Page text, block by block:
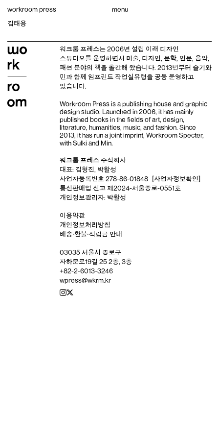
content
workroom press menu
김태용
워크룸 프레스는 2006년 설립 이래 디자인
스튜디오를 운영하면서 미술, 디자인, 문학, 인문, 음악,
패션 분야의 책을 출간해 왔습니다. 2013년부터 슬기와
민과 함께 임프린트 작업실유령을 공동 운영하고
있습니다.
Workroom Press is a publishing house and graphic
design studio. Launched in 2006, it has mainly
published books in the fields of art, design,
literature, humanities, music, and fashion. Since
2013, it has run a joint imprint, Workroom Specter,
with Sulki and Min.
워크룸 프레스 주식회사
대표: 김형진, 박활성
사업자등록번호 278-86-01848
[사업자정보확인]
통신판매업 신고 제2024-서울종로-0551호
개인정보관리자: 박활성
이용약관
개인정보처리방침
배송‧환불‧적립금 안내
03035 서울시 종로구
자하문로19길 25 2층, 3층
+82-2-6013-3246
wpress@wkrm.kr